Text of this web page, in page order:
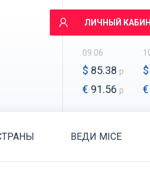
ЛИЧНЫЙ
09.06
$ 85.38 р
€ 91.56 р
$
€
ВЕДИ MICE